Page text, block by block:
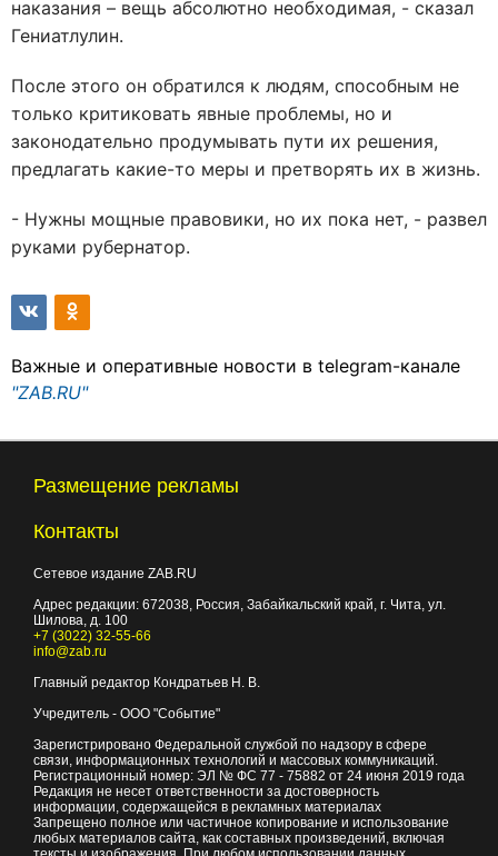
наказания – вещь абсолютно необходимая, - сказал
Гениатлулин.
После этого он обратился к людям, способным не
только критиковать явные проблемы, но и
законодательно продумывать пути их решения,
предлагать какие-то меры и претворять их в жизнь.
- Нужны мощные правовики, но их пока нет, - развел
руками рубернатор.
Важные и оперативные новости в telegram-канале
"ZAB.RU"
Размещение рекламы
Контакты
Сетевое издание ZAB.RU
Адрес редакции: 672038, Россия, Забайкальский край, г. Чита, ул.
Шилова, д. 100
+7 (3022) 32-55-66
info@zab.ru
Главный редактор Кондратьев Н. В.
Учредитель - ООО "Событие"
Зарегистрировано Федеральной службой по надзору в сфере
связи, информационных технологий и массовых коммуникаций.
Регистрационный номер: ЭЛ № ФС 77 - 75882 от 24 июня 2019 года
Редакция не несет ответственности за достоверность
информации, содержащейся в рекламных материалах
Запрещено полное или частичное копирование и использование
любых материалов сайта, как составных произведений, включая